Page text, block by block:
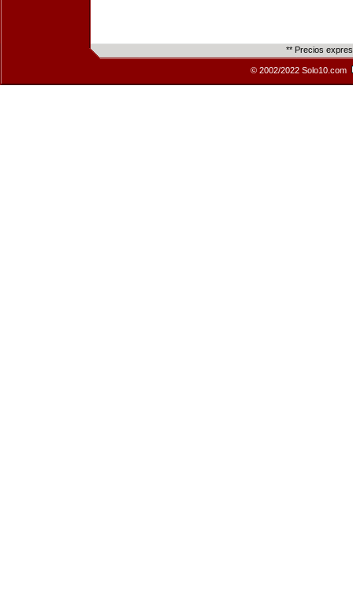
** Precios
© 2002/2022 Solo10.com